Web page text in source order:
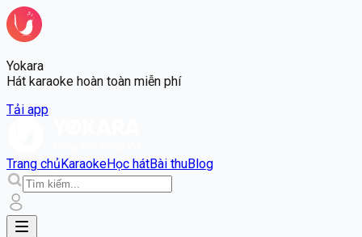
Yokara
Hát karaoke hoàn toàn miễn phí
Tải app
Trang chủKaraokeHọc hátBài thuBlog